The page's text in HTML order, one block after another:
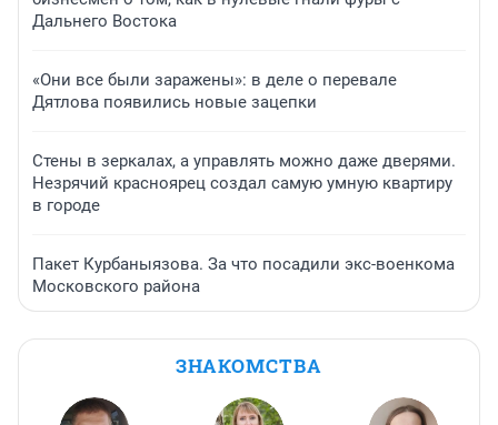
Дальнего Востока
«Они все были заражены»: в деле о перевале
Дятлова появились новые зацепки
Стены в зеркалах, а управлять можно даже дверями.
Незрячий красноярец создал самую умную квартиру
в городе
Пакет Курбаныязова. За что посадили экс-военкома
Московского района
ЗНАКОМСТВА